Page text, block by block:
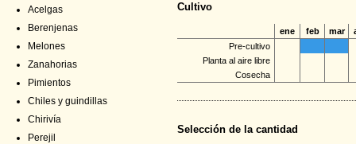
Acelgas
Berenjenas
Melones
Zanahorias
Pimientos
Chiles y guindillas
Chirivía
Perejil
Cultivo
ene feb mar
Pre-cultivo
Planta al aire libre
Cosecha
Selección de la cantidad